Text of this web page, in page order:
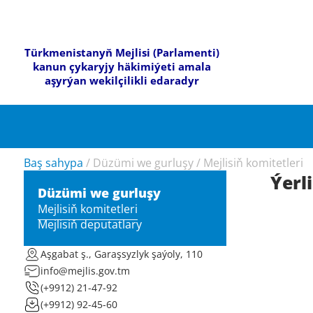
Türkmenistanyň Mejlisi (Parlamenti)
kanun çykaryjy häkimiýeti amala
aşyrýan wekilçilikli edaradyr
Baş sahypa / Düzümi we gurluşy / Mejlisiň komitetleri
Düzümi we gurluşy
Mejlisiň komitetleri
Mejlisiň deputatlary
Aşgabat ş., Garaşsyzlyk şaýoly, 110
info@mejlis.gov.tm
(+9912) 21-47-92
(+9912) 92-45-60